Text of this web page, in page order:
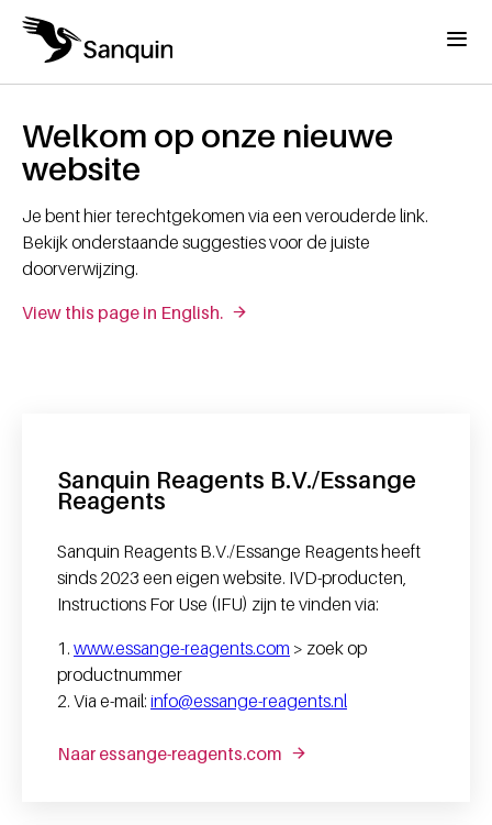
Overslaan en naar de inhoud gaan
Menu
Kruimelpad
Home
Welkom op onze nieuwe
website
Je bent hier terechtgekomen via een verouderde link.
Bekijk onderstaande suggesties voor de juiste
doorverwijzing.
View this page in English.
Sanquin Reagents B.V./Essange
Reagents
Sanquin Reagents B.V./Essange Reagents heeft
sinds 2023 een eigen website. IVD-producten,
Instructions For Use (IFU) zijn te vinden via:
1. www.essange-reagents.com > zoek op
productnummer
2. Via e-mail: info@essange-reagents.nl
Naar essange-reagents.com